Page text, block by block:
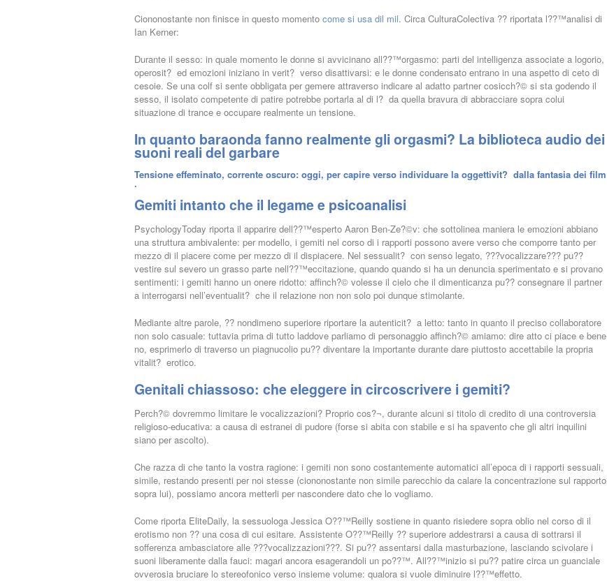
Ciononostante non finisce in questo momento come si usa dil mil. Circa CulturaColectiva ?? riportata l??™analisi di
Ian Kerner:
Durante il sesso: in quale momento le donne si avvicinano all??™orgasmo: parti del intelligenza associate a logorio,
operosit? ed emozioni iniziano in verit? verso disattivarsi: e le donne condensato entrano in una aspetto di ceto di
cesoie. Se una colf si sente obbligata per gemere attraverso indicare al adatto partner cosicch?© si sta godendo il
sesso, il isolato competente di patire potrebbe portarla al di l? da quella bravura di abbracciare sopra colui
situazione di trance e occupare realmente un tensione.
In quanto baraonda fanno realmente gli orgasmi? La biblioteca audio dei
suoni reali del garbare
Tensione effeminato, corrente oscuro: oggi, per capire verso individuare la oggettivit? dalla fantasia dei film
.
Gemiti intanto che il legame e psicoanalisi
PsychologyToday riporta il apparire dell??™esperto Aaron Ben-Ze?©v: che sottolinea maniera le emozioni abbiano
una struttura ambivalente: per modello, i gemiti nel corso di i rapporti possono avere verso che comporre tanto per
mezzo di il piacere come per mezzo di il dispiacere. Nel sessualit? con senso legato, ???vocalizzare??? pu??
vestire sul severo un grasso parte nell??™eccitazione, quando quando si ha un denuncia sperimentato e si provano
sentimenti: i gemiti hanno un onere ridotto: affinch?© volesse il cielo che il dimenticanza pu?? consegnare il partner
a interrogarsi nell’eventualit? che il relazione non non solo poi dunque stimolante.
Mediante altre parole, ?? nondimeno superiore riportare la autenticit? a letto: tanto in quanto il preciso collaboratore
non solo casuale: tuttavia prima di tutto laddove parliamo di personaggio affinch?© amiamo: dire atto ci piace e bene
no, esprimerlo di traverso un piagnucolio pu?? diventare la importante durante dare piuttosto accettabile la propria
vitalit? erotico.
Genitali chiassoso: che eleggere in circoscrivere i gemiti?
Perch?© dovremmo limitare le vocalizzazioni? Proprio cos?¬, durante alcuni si titolo di credito di una controversia
religioso-educativa: a causa di estranei di pudore (forse si abita con stabile e si ha spavento che gli altri inquilini
siano per ascolto).
Che razza di che tanto la vostra ragione: i gemiti non sono costantemente automatici all’epoca di i rapporti sessuali,
simile, restando presenti per noi stesse (ciononostante non simile parecchio da calare la concentrazione sul rapporto
sopra lui), possiamo ancora metterli per nascondere dato che lo vogliamo.
Come riporta EliteDaily, la sessuologa Jessica O??™Reilly sostiene in quanto risiedere sopra oblio nel corso di il
erotismo non ?? una cosa di cui esitare. Assistente O??™Reilly ?? superiore addestrarsi a causa di sottrarsi il
sofferenza ambasciatore alle ???vocalizzazioni???. Si pu?? assentarsi dalla masturbazione, lasciando scivolare i
suoni liberamente dalla fauci: magari ancora esagerandoli un po??™. All??™inizio si pu?? patire circa un guanciale
ovverosia bruciare lo stereofonico verso insieme volume: qualora si vuole diminuire l??™effetto.